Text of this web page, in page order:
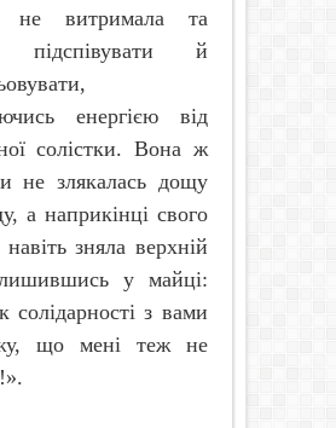
не витримала та
підспівувати й
енергією від
солістки. Вона ж
не злякалась дощу
а наприкінці свого
зняла верхній
у майці:
солідарності з вами
що мені теж не